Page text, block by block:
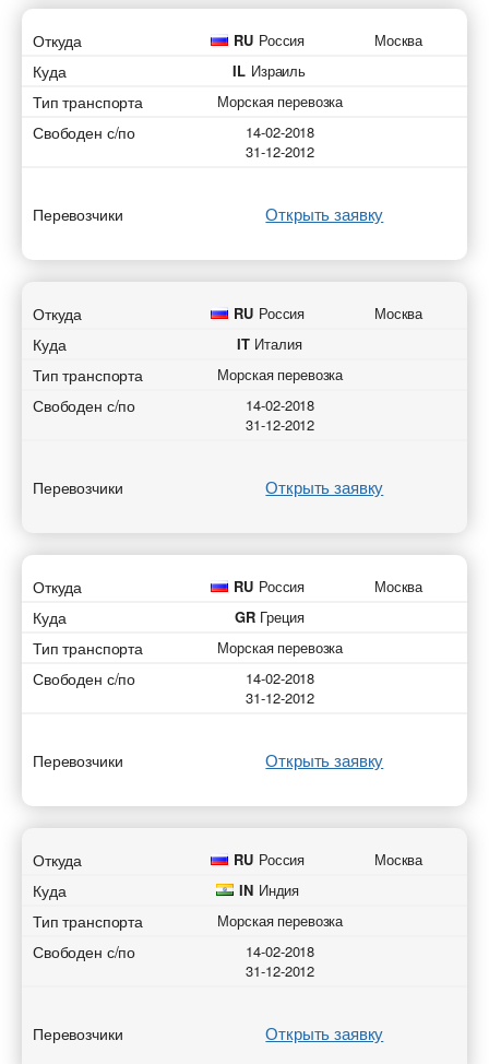
Откуда RU Россия Москва
Куда IL Израиль
Тип транспорта Морская перевозка
Свободен с/по
14-02-2018
31-12-2012
Перевозчики Открыть заявку
Откуда RU Россия Москва
Куда IT Италия
Тип транспорта Морская перевозка
Свободен с/по
14-02-2018
31-12-2012
Перевозчики Открыть заявку
Откуда RU Россия Москва
Куда GR Греция
Тип транспорта Морская перевозка
Свободен с/по
14-02-2018
31-12-2012
Перевозчики Открыть заявку
Откуда RU Россия Москва
Куда IN Индия
Тип транспорта Морская перевозка
Свободен с/по
14-02-2018
31-12-2012
Перевозчики Открыть заявку